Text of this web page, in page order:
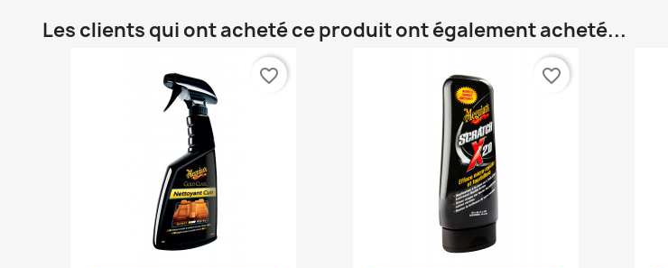
Les clients qui ont acheté ce produit ont également acheté...
favorite_border favorite_border